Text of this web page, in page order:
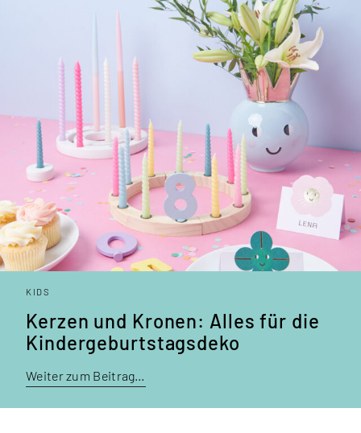
KIDS
Kerzen und Kronen: Alles für die
Kinder­geburtstags­deko
Weiter zum Beitrag…